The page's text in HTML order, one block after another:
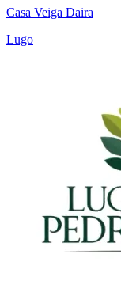
Casa Veiga Daira
Lugo